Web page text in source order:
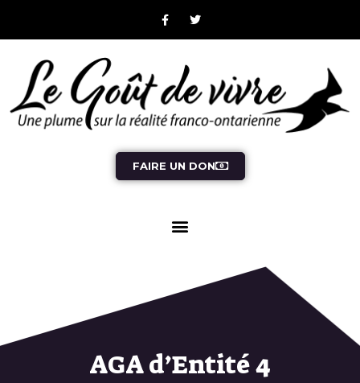
FAIRE UN DON
AGA d’Entité 4